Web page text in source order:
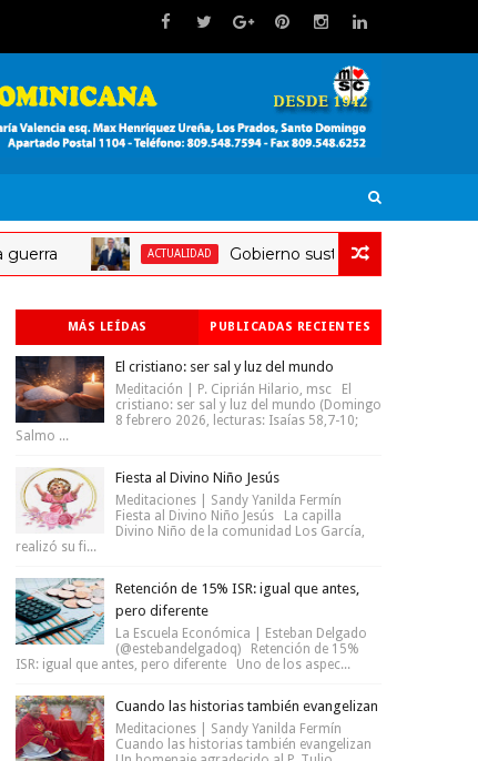
ACTUALIDAD Gobierno sustituyó anticipo por un mal
MÁS LEÍDAS PUBLICADAS RECIENTES
El cristiano: ser sal y luz del mundo
Meditación | P. Ciprián Hilario, msc El
cristiano: ser sal y luz del mundo (Domingo
8 febrero 2026, lecturas: Isaías 58,7-10;
Salmo ...
Fiesta al Divino Niño Jesús
Meditaciones | Sandy Yanilda Fermín
Fiesta al Divino Niño Jesús La capilla
Divino Niño de la comunidad Los García,
realizó su fi...
Retención de 15% ISR: igual que antes,
pero diferente
La Escuela Económica | Esteban Delgado
(@estebandelgadoq) Retención de 15%
ISR: igual que antes, pero diferente Uno de los aspec...
Cuando las historias también evangelizan
Meditaciones | Sandy Yanilda Fermín
Cuando las historias también evangelizan